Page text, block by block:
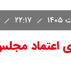
اعتماد